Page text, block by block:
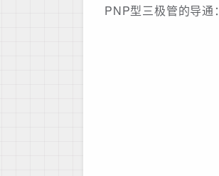
PNP型三极管的导通：